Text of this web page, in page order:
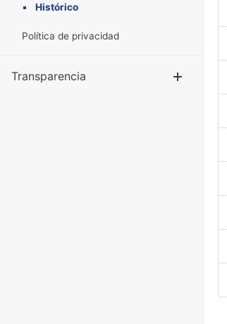
Histórico
Política de privacidad
Transparencia